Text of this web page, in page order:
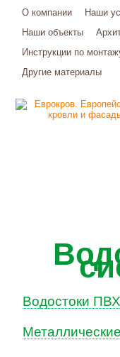
О компании Наши
Наши объекты
Инструкции по
Другие материалы
Водостоки ПВХ